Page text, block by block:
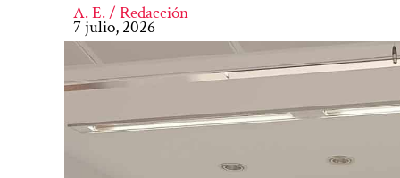
A. E. / Redacción
7 julio, 2026